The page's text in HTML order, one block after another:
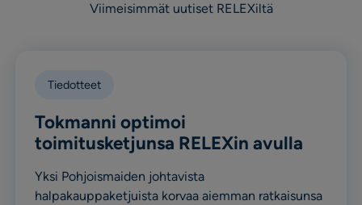
Viimeisimmät uutiset RELEXiltä
Tiedotteet
Tokmanni optimoi
toimitusketjunsa RELEXin avulla
Yksi Pohjoismaiden johtavista
halpakauppaketjuista korvaa aiemman ratkaisunsa